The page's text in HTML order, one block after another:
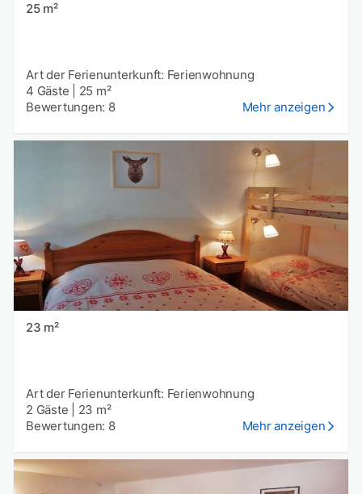
25 m²
Art der Ferienunterkunft: Ferienwohnung
4 Gäste
25 m²
Bewertungen: 8
Mehr anzeigen
23 m²
Art der Ferienunterkunft: Ferienwohnung
2 Gäste
23 m²
Bewertungen: 8
Mehr anzeigen